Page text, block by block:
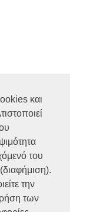
και
του
την
των